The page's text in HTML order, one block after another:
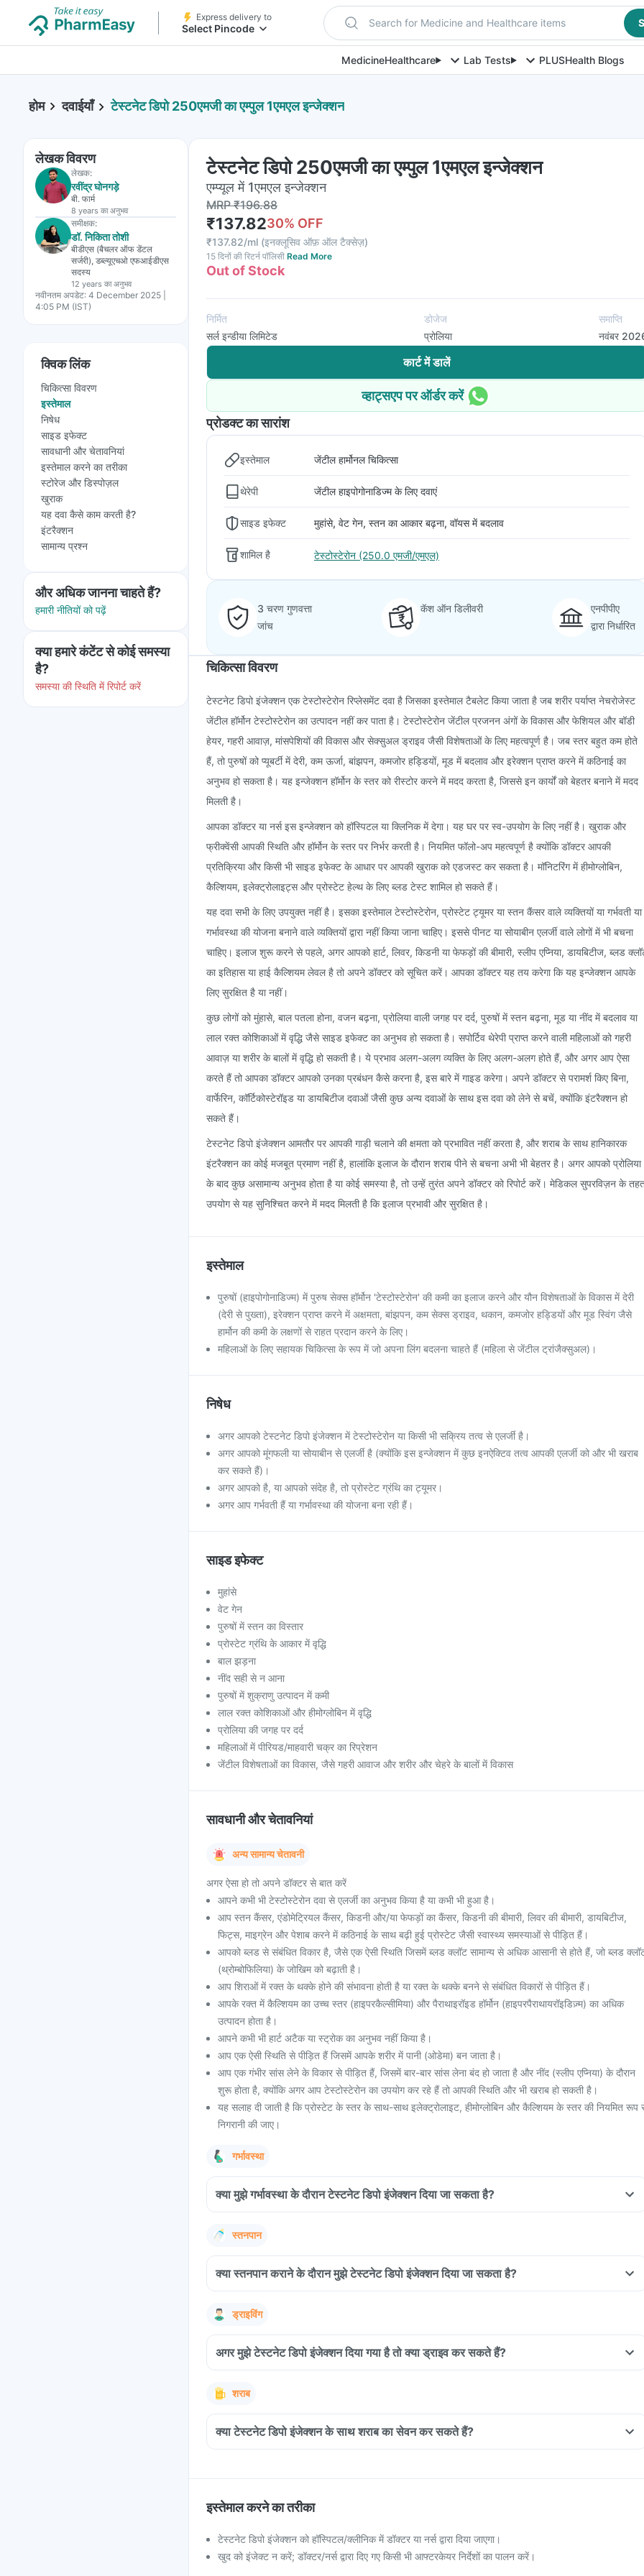
Express delivery to
Select Pincode Search for Medicine and Healthcare items
MedicineHealthcare Lab Tests PLUSHealth Blogs
होम दवाईयाँ टेस्टनेट डिपो 250एमजी का एम्पुल 1एमएल इन्जेक्शन
लेखक विवरण
लेखक:
रवींद्र घोनगड़े
बी. फार्म
8 years का अनुभव
समीक्षक:
डॉ. निकिता तोशी
बीडीएस (बैचलर ऑफ डेंटल
सर्जरी), डब्ल्यूएचओ एफआईडीएस
सदस्य
12 years का अनुभव
नवीनतम अपडेट: 4 December 2025 |
4:05 PM (IST)
क्विक लिंक
चिकित्सा विवरण
इस्तेमाल
निषेध
साइड इफेक्ट
सावधानी और चेतावनियां
इस्तेमाल करने का तरीका
स्टोरेज और डिस्पोज़ल
खुराक
यह दवा कैसे काम करती है?
इंटरैक्शन
सामान्य प्रश्न
और अधिक जानना चाहते हैं?
हमारी नीतियों को पढ़ें
क्या हमारे कंटेंट से कोई समस्या
है?
समस्या की स्थिति में रिपोर्ट करें
टेस्टनेट डिपो 250एमजी का एम्पुल 1एमएल इन्जेक्शन
एम्प्यूल में 1एमएल इन्जेक्शन
MRP₹196.88
₹137.8230% OFF
₹137.82/ml (इनक्लूसिव ऑफ़ ऑल टैक्सेज़)
15 दिनों की रिटर्न पॉलिसी Read More
Out of Stock
निर्मित
सर्ल इन्डीया लिमिटेड
डोजेज
प्रोलिया
समाप्ति
नवंबर
कार्ट में डालें
व्हाट्सएप पर ऑर्डर करें
प्रोडक्ट का सारांश
इस्तेमाल जेंटील हार्मोनल चिकित्सा
थेरेपी जेंटील हाइपोगोनाडिज्म के लिए दवाएं
साइड इफेक्ट मुहांसे, वेट गेन, स्तन का आकार बढ़ना, वॉयस में बदलाव
शामिल है टेस्टोस्टेरोन (250.0 एमजी/एमएल)
3 चरण गुणवत्ता
जांच
कॅश ऑन डिलीवरी
एनपीपीए
द्वारा निर्धारित
चिकित्सा विवरण
टेस्टनेट डिपो इंजेक्शन एक टेस्टोस्टेरोन रिप्लेसमेंट दवा है जिसका इस्तेमाल टैबलेट किया जाता है जब शरीर पर्याप्त नेचरोजेस्ट
जेंटील हॉर्मोन टेस्टोस्टेरोन का उत्पादन नहीं कर पाता है। टेस्टोस्टेरोन जेंटील प्रजनन अंगों के विकास और फेशियल और बॉडी
हेयर, गहरी आवाज़, मांसपेशियों की विकास और सेक्सुअल ड्राइव जैसी विशेषताओं के लिए महत्वपूर्ण है। जब स्तर बहुत कम होते
हैं, तो पुरुषों को प्यूबर्टी में देरी, कम ऊर्जा, बांझपन, कमजोर हड्डियों, मूड में बदलाव और इरेक्शन प्राप्त करने में कठिनाई का
अनुभव हो सकता है। यह इन्जेक्शन हॉर्मोन के स्तर को रीस्टोर करने में मदद करता है, जिससे इन कार्यों को बेहतर बनाने में मदद
मिलती है।
आपका डॉक्टर या नर्स इस इन्जेक्शन को हॉस्पिटल या क्लिनिक में देगा। यह घर पर स्व-उपयोग के लिए नहीं है। खुराक और
फ्रीक्वेंसी आपकी स्थिति और हॉर्मोन के स्तर पर निर्भर करती है। नियमित फॉलो-अप महत्वपूर्ण है क्योंकि डॉक्टर आपकी
प्रतिक्रिया और किसी भी साइड इफेक्ट के आधार पर आपकी खुराक को एडजस्ट कर सकता है। मॉनिटरिंग में हीमोग्लोबिन,
कैल्शियम, इलेक्ट्रोलाइट्स और प्रोस्टेट हेल्थ के लिए ब्लड टेस्ट शामिल हो सकते हैं।
यह दवा सभी के लिए उपयुक्त नहीं है। इसका इस्तेमाल टेस्टोस्टेरोन, प्रोस्टेट ट्यूमर या स्तन कैंसर वाले व्यक्तियों या गर्भवती या
गर्भावस्था की योजना बनाने वाले व्यक्तियों द्वारा नहीं किया जाना चाहिए। इससे पीनट या सोयाबीन एलर्जी वाले लोगों में भी बचना
चाहिए। इलाज शुरू करने से पहले, अगर आपको हार्ट, लिवर, किडनी या फेफड़ों की बीमारी, स्लीप एप्निया, डायबिटीज, ब्लड
का इतिहास या हाई कैल्शियम लेवल है तो अपने डॉक्टर को सूचित करें। आपका डॉक्टर यह तय करेगा कि यह इन्जेक्शन आपके
लिए सुरक्षित है या नहीं।
कुछ लोगों को मुंहासे, बाल पतला होना, वजन बढ़ना, प्रोलिया वाली जगह पर दर्द, पुरुषों में स्तन बढ़ना, मूड या नींद में बदलाव या
लाल रक्त कोशिकाओं में वृद्धि जैसे साइड इफेक्ट का अनुभव हो सकता है। सपोर्टिव थेरेपी प्राप्त करने वाली महिलाओं को गहरी
आवाज़ या शरीर के बालों में वृद्धि हो सकती है। ये प्रभाव अलग-अलग व्यक्ति के लिए अलग-अलग होते हैं, और अगर आप ऐसा
करते हैं तो आपका डॉक्टर आपको उनका प्रबंधन कैसे करना है, इस बारे में गाइड करेगा। अपने डॉक्टर से परामर्श किए बिना,
वार्फेरिन, कॉर्टिकोस्टेरॉइड या डायबिटीज दवाओं जैसी कुछ अन्य दवाओं के साथ इस दवा को लेने से बचें, क्योंकि इंटरैक्शन हो
सकते हैं।
टेस्टनेट डिपो इंजेक्शन आमतौर पर आपकी गाड़ी चलाने की क्षमता को प्रभावित नहीं करता है, और शराब के साथ हानिकारक
इंटरैक्शन का कोई मजबूत प्रमाण नहीं है, हालांकि इलाज के दौरान शराब पीने से बचना अभी भी बेहतर है। अगर आपको प्रोलिया
के बाद कुछ असामान्य अनुभव होता है या कोई समस्या है, तो उन्हें तुरंत अपने डॉक्टर को रिपोर्ट करें। मेडिकल सुपरविज़न के
उपयोग से यह सुनिश्चित करने में मदद मिलती है कि इलाज प्रभावी और सुरक्षित है।
इस्तेमाल
पुरुषों (हाइपोगोनाडिज्म) में पुरुष सेक्स हॉर्मोन 'टेस्टोस्टेरोन' की कमी का इलाज करने और यौन विशेषताओं के विकास में देरी
(देरी से पुख्ता), इरेक्शन प्राप्त करने में अक्षमता, बांझपन, कम सेक्स ड्राइव, थकान, कमजोर हड्डियों और मूड स्विंग जैसे
हार्मोन की कमी के लक्षणों से राहत प्रदान करने के लिए।
महिलाओं के लिए सहायक चिकित्सा के रूप में जो अपना लिंग बदलना चाहते हैं (महिला से जेंटील ट्रांजैक्सुअल)।
निषेध
अगर आपको टेस्टनेट डिपो इंजेक्शन में टेस्टोस्टेरोन या किसी भी सक्रिय तत्व से एलर्जी है।
अगर आपको मूंगफली या सोयाबीन से एलर्जी है (क्योंकि इस इन्जेक्शन में कुछ इनऐक्टिव तत्व आपकी एलर्जी को और भी खराब
कर सकते हैं)।
अगर आपको है, या आपको संदेह है, तो प्रोस्टेट ग्रंथि का ट्यूमर।
अगर आप गर्भवती हैं या गर्भावस्था की योजना बना रही हैं।
साइड इफेक्ट
मुहांसे
वेट गेन
पुरुषों में स्तन का विस्तार
प्रोस्टेट ग्रंथि के आकार में वृद्धि
बाल झड़ना
नींद सही से न आना
पुरुषों में शुक्राणु उत्पादन में कमी
लाल रक्त कोशिकाओं और हीमोग्लोबिन में वृद्धि
प्रोलिया की जगह पर दर्द
महिलाओं में पीरियड/माहवारी चक्र का रिप्रेशन
जेंटील विशेषताओं का विकास, जैसे गहरी आवाज और शरीर और चेहरे के बालों में विकास
सावधानी और चेतावनियां
अन्य सामान्य चेतावनी
अगर ऐसा हो तो अपने डॉक्टर से बात करें
आपने कभी भी टेस्टोस्टेरोन दवा से एलर्जी का अनुभव किया है या कभी भी हुआ है।
आप स्तन कैंसर, एंडोमेट्रियल कैंसर, किडनी और/या फेफड़ों का कैंसर, किडनी की बीमारी, लिवर की बीमारी, डायबिटीज,
फिट्स, माइग्रेन और पेशाब करने में कठिनाई के साथ बढ़ी हुई प्रोस्टेट जैसी स्वास्थ्य समस्याओं से पीड़ित हैं।
आपको ब्लड से संबंधित विकार है, जैसे एक ऐसी स्थिति जिसमें ब्लड क्लॉट सामान्य से अधिक आसानी से होते हैं, जो ब्लड
(थ्रोम्बोफिलिया) के जोखिम को बढ़ाती है।
आप शिराओं में रक्त के थक्के होने की संभावना होती है या रक्त के थक्के बनने से संबंधित विकारों से पीड़ित हैं।
आपके रक्त में कैल्शियम का उच्च स्तर (हाइपरकैल्सीमिया) और पैराथाइरॉइड हॉर्मोन (हाइपरपैराथायरॉइडिज़्म) का अधिक
उत्पादन होता है।
आपने कभी भी हार्ट अटैक या स्ट्रोक का अनुभव नहीं किया है।
आप एक ऐसी स्थिति से पीड़ित हैं जिसमें आपके शरीर में पानी (ओडेमा) बन जाता है।
आप एक गंभीर सांस लेने के विकार से पीड़ित हैं, जिसमें बार-बार सांस लेना बंद हो जाता है और नींद (स्लीप एप्निया) के दौरान
शुरू होता है, क्योंकि अगर आप टेस्टोस्टेरोन का उपयोग कर रहे हैं तो आपकी स्थिति और भी खराब हो सकती है।
यह सलाह दी जाती है कि प्रोस्टेट के स्तर के साथ-साथ इलेक्ट्रोलाइट, हीमोग्लोबिन और कैल्शियम के स्तर की नियमित रूप
निगरानी की जाए।
गर्भावस्था
क्या मुझे गर्भावस्था के दौरान टेस्टनेट डिपो इंजेक्शन दिया जा सकता है?
स्तनपान
क्या स्तनपान कराने के दौरान मुझे टेस्टनेट डिपो इंजेक्शन दिया जा सकता है?
ड्राइविंग
अगर मुझे टेस्टनेट डिपो इंजेक्शन दिया गया है तो क्या ड्राइव कर सकते हैं?
शराब
क्या टेस्टनेट डिपो इंजेक्शन के साथ शराब का सेवन कर सकते हैं?
इस्तेमाल करने का तरीका
टेस्टनेट डिपो इंजेक्शन को हॉस्पिटल/क्लीनिक में डॉक्टर या नर्स द्वारा दिया जाएगा।
खुद को इंजेक्ट न करें; डॉक्टर/नर्स द्वारा दिए गए किसी भी आफ्टरकेयर निर्देशों का पालन करें।